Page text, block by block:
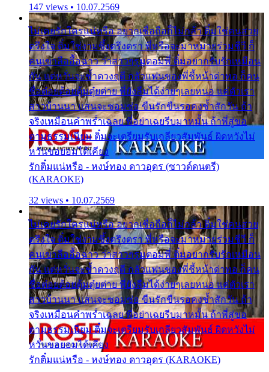
147 views • 10.07.2569
ไม่เคยรักใครแน่หรือ อยากเชื่อถือก็ไม่กล้า ติ๋มใช่คนสวย
ตรึงใจ ติ๋มใช่งามซึ้งตรึงตรา พี่หรือจะมาหมายร่วมชีวี ก็
คนเขาลืออื้อฉาว ว่าสาวๆรุมตอมพี่ ติ๋มอยากรับรักเหมือน
กัน แต่หวั่นจะช้ำดวงฤดี กลัวแฟนของพี่ชี้หน้าด่าทอ ก็คน
ชื่อต๋อยต้อยตุ้มตุ๋ยต่าย พี่ยังลืมได้ง่ายๆเลยหนอ แค่ตัวเรา
สาวบ้านนา แสนจะซอมซ่อ ขืนรักขืนรอคงช้ำสักวัน ถ้า
จริงเหมือนคำพร่ำเฉลย พี่อย่าเฉยรีบมาหมั้น ถ้าพี่สู่ขอ
ตามธรรมเนียม ติ๋มจะเตรียมรับเกลียวสัมพันธ์ ผิดหวังไม่
หวั่นขอยอมได้เคียง
รักติ๋มแน่หรือ - หงษ์ทอง ดาวอุดร (ซาวด์ดนตรี)
(KARAOKE)
32 views • 10.07.2569
ไม่เคยรักใครแน่หรือ อยากเชื่อถือก็ไม่กล้า ติ๋มใช่คนสวย
ตรึงใจ ติ๋มใช่งามซึ้งตรึงตรา พี่หรือจะมาหมายร่วมชีวี ก็
คนเขาลืออื้อฉาว ว่าสาวๆรุมตอมพี่ ติ๋มอยากรับรักเหมือน
กัน แต่หวั่นจะช้ำดวงฤดี กลัวแฟนของพี่ชี้หน้าด่าทอ ก็คน
ชื่อต๋อยต้อยตุ้มตุ๋ยต่าย พี่ยังลืมได้ง่ายๆเลยหนอ แค่ตัวเรา
สาวบ้านนา แสนจะซอมซ่อ ขืนรักขืนรอคงช้ำสักวัน ถ้า
จริงเหมือนคำพร่ำเฉลย พี่อย่าเฉยรีบมาหมั้น ถ้าพี่สู่ขอ
ตามธรรมเนียม ติ๋มจะเตรียมรับเกลียวสัมพันธ์ ผิดหวังไม่
หวั่นขอยอมได้เคียง
รักติ๋มแน่หรือ - หงษ์ทอง ดาวอุดร (KARAOKE)